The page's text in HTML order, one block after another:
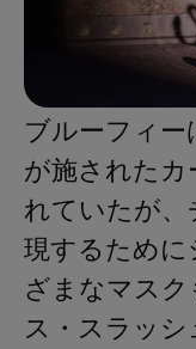
ブルーフィ
が施されたカ
れていたが、
現するために
ざまなマスク
ス・スラッシ